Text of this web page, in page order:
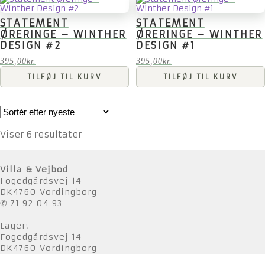
STATEMENT
ØRERINGE – WINTHER
DESIGN #2
395,00kr.
TILFØJ TIL KURV
STATEMENT
ØRERINGE – WINTHER
DESIGN #1
395,00kr.
TILFØJ TIL KURV
Viser 6 resultaterSorteret
Villa & Vejbod
Fogedgårdsvej 14
DK4760 Vordingborg
✆ 71 92 04 93
Lager:
Fogedgårdsvej 14
DK4760 Vordingborg